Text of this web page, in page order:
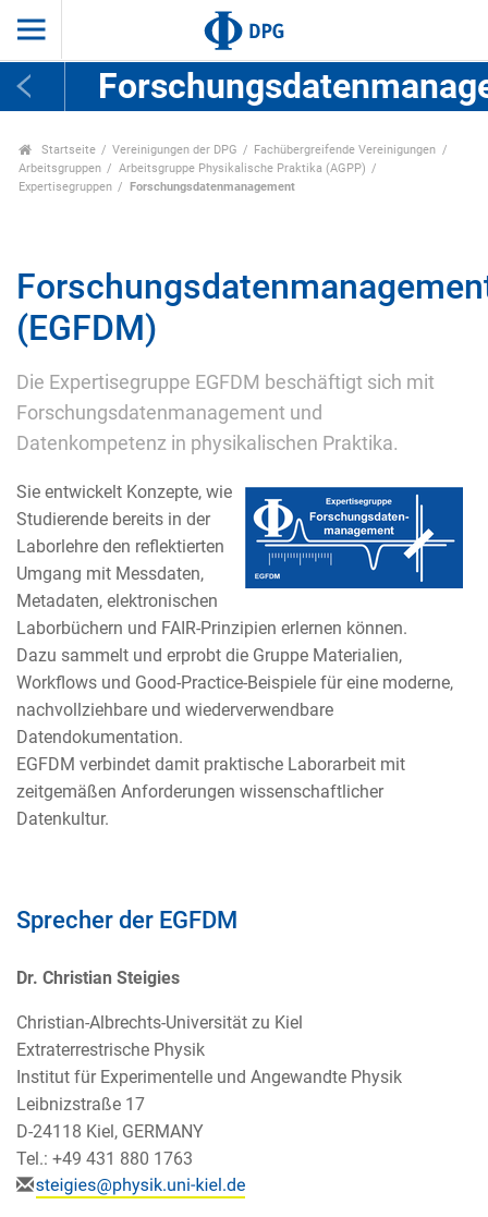
Startseite Vereinigungen der DPG
Fachübergreifende Vereinigungen
Arbeitsgruppen
Arbeitsgruppe Physikalische Praktika (AGPP)
Expertisegruppen
Forschungsdatenmanagement
(EGFDM)
Die Expertisegruppe EGFDM beschäftigt sich mit
Forschungsdatenmanagement und
Datenkompetenz in physikalischen Praktika.
Sie entwickelt Konzepte, wie
Studierende bereits in der
Laborlehre den reflektierten
Umgang mit Messdaten,
Metadaten, elektronischen
Laborbüchern und FAIR-Prinzipien erlernen können.
Dazu sammelt und erprobt die Gruppe Materialien,
Workflows und Good-Practice-Beispiele für eine moderne,
nachvollziehbare und wiederverwendbare
Datendokumentation.
EGFDM verbindet damit praktische Laborarbeit mit
zeitgemäßen Anforderungen wissenschaftlicher
Datenkultur.
Sprecher der EGFDM
Dr. Christian Steigies
Christian-Albrechts-Universität zu Kiel
Extraterrestrische Physik
Institut für Experimentelle und Angewandte Physik
Leibnizstraße 17
D-24118 Kiel, GERMANY
Tel.: +49 431 880 1763